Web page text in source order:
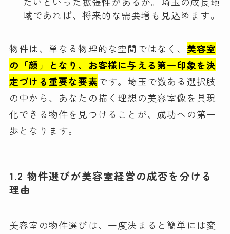
域であれば、将来的な需要増も見込めます。
物件は、単なる物理的な空間ではなく、 美容室
の「顔」となり、お客様に与える第一印象を決
定づける重要な要素です。埼玉で数ある選択肢
の中から、あなたの描く理想の美容室像を具現
化できる物件を見つけることが、成功への第一
歩となります。
1.2 物件選びが美容室経営の成否を分ける
理由
美容室の物件選びは、一度決まると簡単には変